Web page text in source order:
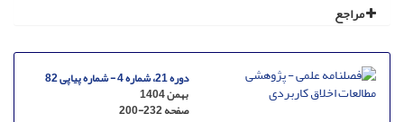
مراجع
دوره 21، شماره 4 - شماره پیاپی 82
بهمن 1404
صفحه200-232